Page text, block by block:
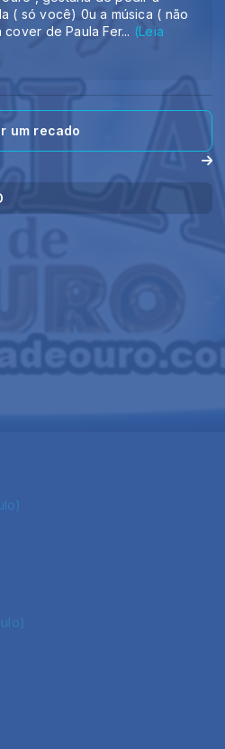
( só você) 0u a música ( não
cover de Paula Fer... (Leia
um recado